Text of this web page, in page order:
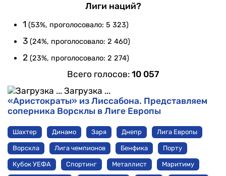
Лиги наций?
1 (53%, проголосовало: 5 323)
3 (24%, проголосовало: 2 460)
2 (23%, проголосовало: 2 274)
Всего голосов: 10 057
Загрузка ...
«Аристократы» из Лиссабона. Представляем
соперника Ворсклы в Лиге Европы
Шахтер Динамо Заря Днепр Лига Европы
Ворскла Лига чемпионов Бенфика Порту
Кубок УЕФА Спортинг Металлист Маритиму